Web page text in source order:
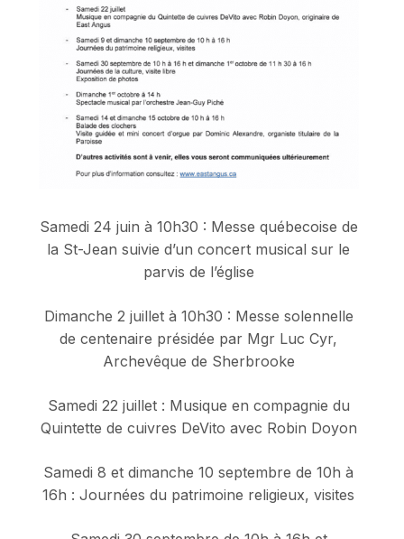
Samedi 24 juin à 10h30 : Messe québecoise de
la St-Jean suivie d’un concert musical sur le
parvis de l’église
Dimanche 2 juillet à 10h30 : Messe solennelle
de centenaire présidée par Mgr Luc Cyr,
Archevêque de Sherbrooke
Samedi 22 juillet : Musique en compagnie du
Quintette de cuivres DeVito avec Robin Doyon
Samedi 8 et dimanche 10 septembre de 10h à
16h : Journées du patrimoine religieux, visites